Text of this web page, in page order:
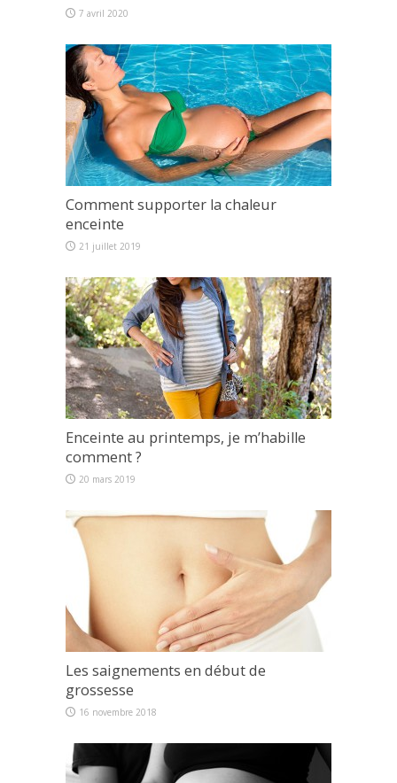
7 avril 2020
Comment supporter la chaleur
enceinte
21 juillet 2019
Enceinte au printemps, je m’habille
comment ?
20 mars 2019
Les saignements en début de
grossesse
16 novembre 2018